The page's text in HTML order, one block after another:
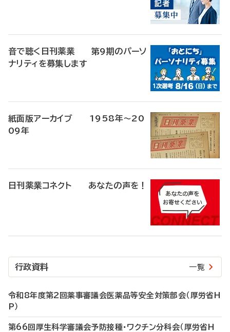
音で聴く日刊薬業 第9期のパーソ
ナリティを募集します
紙面版アーカイブ 1958年～20
09年
日刊薬業コネクト あなたの声を！
行政資料 一覧
令和8年度第2回薬事審議会医薬品等安全対策部会（厚労省H
P）
第66回厚生科学審議会予防接種・ワクチン分科会（厚労省H